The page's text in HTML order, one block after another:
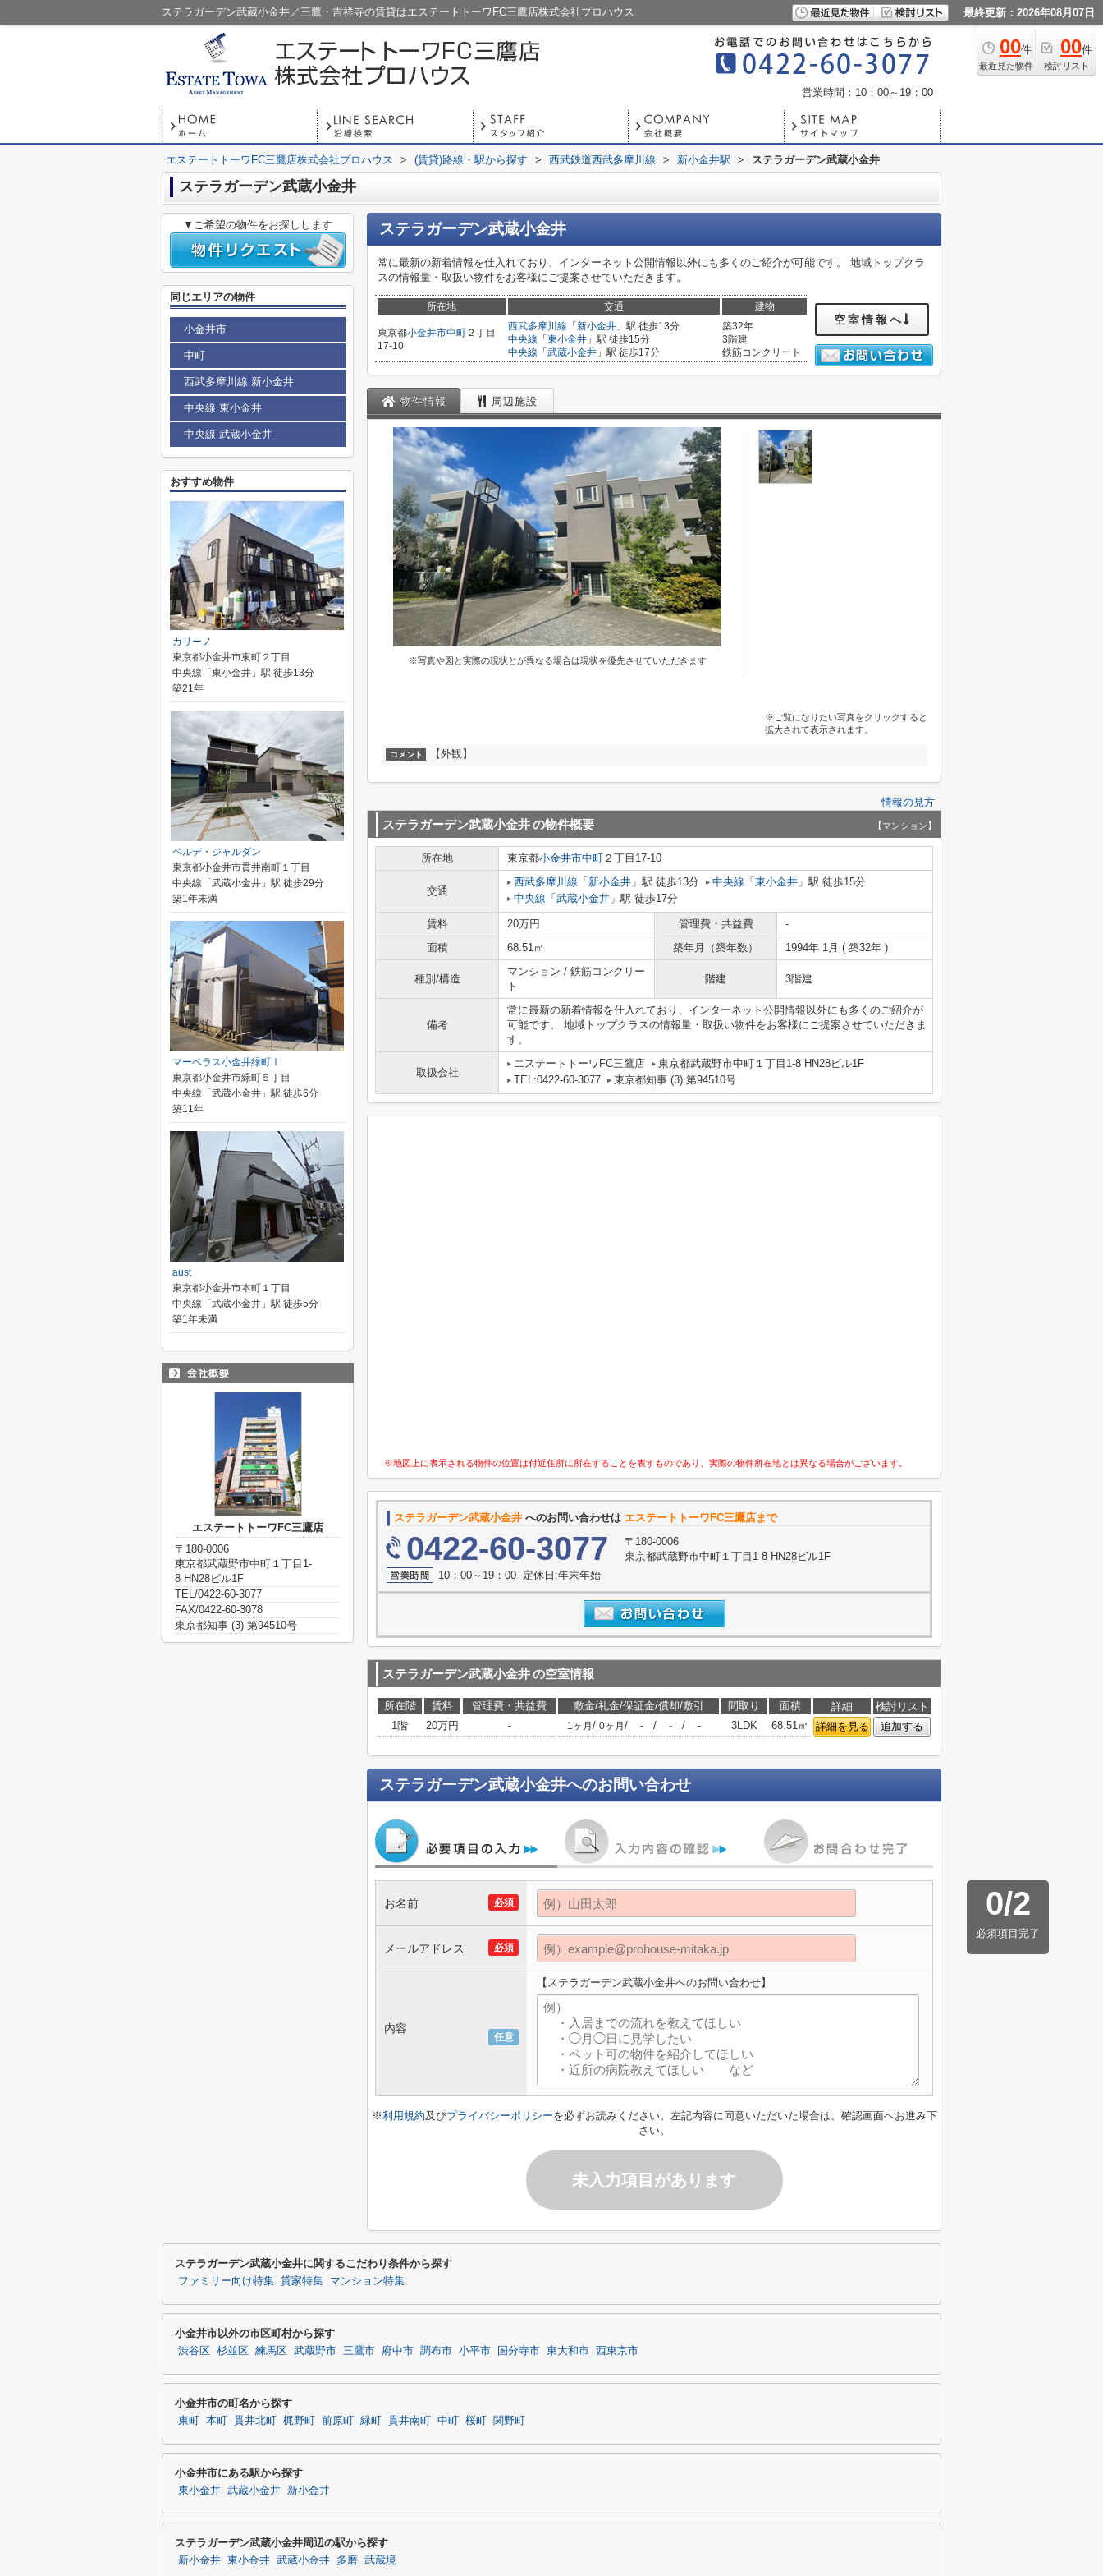
ステラガーデン武蔵小金井／三鷹・吉祥寺の賃貸はエステートトーワFC三鷹店株式会社プロハウス 最終更新：2026年08月07日
00件
最近見た物件
00件
検討リスト
営業時間：10：00～19：00
エステートトーワFC三鷹店株式会社プロハウス > (賃貸)路線・駅から探す > 西武鉄道西武多摩川線 > 新小金井駅 > ステラガーデン武蔵小金井
ステラガーデン武蔵小金井
ステラガーデン武蔵小金井
常に最新の新着情報を仕入れており、インターネット公開情報以外にも多くのご紹介が可能です。 地域トップクラ
スの情報量・取扱い物件をお客様にご提案させていただきます。
所在地 交通 建物
東京都小金井市中町 ２丁目
17-10
西武多摩川線 「 新小金井 」駅 徒歩13分
中央線 「 東小金井 」駅 徒歩15分
中央線 「 武蔵小金井 」駅 徒歩17分
築32年
3階建
鉄筋コンクリート
空室情報へ
物件情報 周辺施設
※写真や図と実際の現状とが異なる場合は現状を優先させていただきます
※ご覧になりたい写真をクリックすると
拡大されて表示されます。
コメント 【外観】
情報の見方
ステラガーデン武蔵小金井の物件概要 【マンション】
所在地 東京都小金井市中町 ２丁目17-10
交通
西武多摩川線 「 新小金井 」駅 徒歩13分 中央線 「 東小金井 」駅 徒歩15分
中央線 「 武蔵小金井 」駅 徒歩17分
賃料 20万円 管理費・共益費
-
面積
68.51㎡ 築年月（築年数） 1994年 1月 ( 築32年 )
種別/構造
マンション / 鉄筋コンクリー
ト
階建 3階建
備考
常に最新の新着情報を仕入れており、インターネット公開情報以外にも多くのご紹介が
可能です。 地域トップクラスの情報量・取扱い物件をお客様にご提案させていただきま
す。
取扱会社
エステートトーワFC三鷹店
東京都武蔵野市中町１丁目1-8 HN28ビル1F
TEL:0422-60-3077
東京都知事 (3) 第94510号
※地図上に表示される物件の位置は付近住所に所在することを表すものであり、実際の物件所在地とは異なる場合がございます。
ステラガーデン武蔵小金井 へのお問い合わせは エステートトーワFC三鷹店まで
0422-60-3077
〒180-0006
東京都武蔵野市中町１丁目1-8 HN28ビル1F
10：00～19：00 定休日:年末年始
ステラガーデン武蔵小金井の空室情報
所在階 賃料 管理費・共益費 敷金/礼金/保証金/償却/敷引 間取り 面積 詳細
検討リスト
1階
20万円 - 1ヶ月 / 0ヶ月 / - / - / - 3LDK 68.51㎡ 詳細を見る 追加する
ステラガーデン武蔵小金井へのお問い合わせ
0/2
必須項目完了
必須
お名前
必須
メールアドレス
任意
内容
【ステラガーデン武蔵小金井へのお問い合わせ】
※利用規約及びプライバシーポリシーを必ずお読みください。左記内容に同意いただいた場合は、確認画面へお進み下
さい。
未入力項目があります
▼ご希望の物件をお探しします
同じエリアの物件
小金井市
中町
西武多摩川線 新小金井
中央線 東小金井
中央線 武蔵小金井
おすすめ物件
カリーノ
東京都小金井市東町２丁目
中央線「東小金井」駅 徒歩13分
築21年
ベルデ・ジャルダン
東京都小金井市貫井南町１丁目
中央線「武蔵小金井」駅 徒歩29分
築1年未満
マーベラス小金井緑町Ⅰ
東京都小金井市緑町５丁目
中央線「武蔵小金井」駅 徒歩6分
築11年
aust
東京都小金井市本町１丁目
中央線「武蔵小金井」駅 徒歩5分
築1年未満
エステートトーワFC三鷹店
〒180-0006
東京都武蔵野市中町１丁目1-
8 HN28ビル1F
TEL/0422-60-3077
FAX/0422-60-3078
東京都知事 (3) 第94510号
ステラガーデン武蔵小金井に関するこだわり条件から探す
ファミリー向け特集 貸家特集 マンション特集
小金井市以外の市区町村から探す
渋谷区 杉並区 練馬区 武蔵野市 三鷹市 府中市 調布市 小平市 国分寺市 東大和市 西東京市
小金井市の町名から探す
東町 本町 貫井北町 梶野町 前原町 緑町 貫井南町 中町 桜町 関野町
小金井市にある駅から探す
東小金井 武蔵小金井 新小金井
ステラガーデン武蔵小金井周辺の駅から探す
新小金井 東小金井 武蔵小金井 多磨 武蔵境